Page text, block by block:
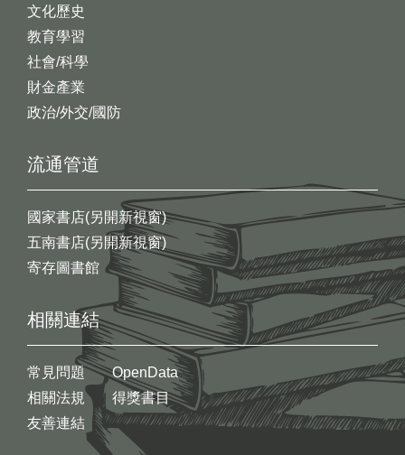
文化歷史
教育學習
社會/科學
財金產業
政治/外交/國防
流通管道
國家書店(另開新視窗)
五南書店(另開新視窗)
寄存圖書館
相關連結
常見問題
相關法規
友善連結
OpenData
得獎書目